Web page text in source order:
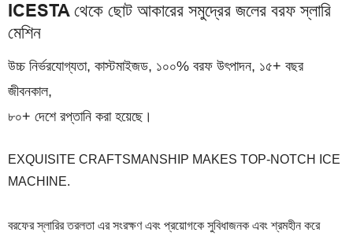
ICESTA থেকে ছোট আকারের সমুদ্রের জলের বরফ স্লারি
মেশিন
উচ্চ নির্ভরযোগ্যতা, কাস্টমাইজড, ১০০% বরফ উৎপাদন, ১৫+ বছর
জীবনকাল,
৮০+ দেশে রপ্তানি করা হয়েছে।
EXQUISITE CRAFTSMANSHIP MAKES TOP-NOTCH ICE
MACHINE.
বরফের স্লারির তরলতা এর সংরক্ষণ এবং প্রয়োগকে সুবিধাজনক এবং শ্রমহীন করে